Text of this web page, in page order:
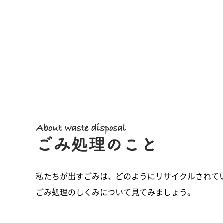
私たちが出すごみは、どのようにリサイクルされて
ごみ処理のしくみについて見てみましょう。